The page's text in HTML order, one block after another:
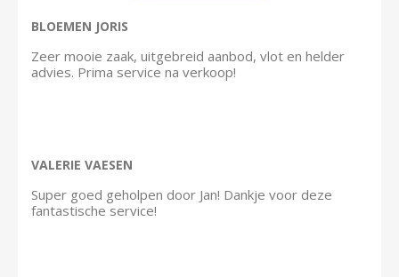
BLOEMEN JORIS
Zeer mooie zaak, uitgebreid aanbod, vlot en helder
advies. Prima service na verkoop!
VALERIE VAESEN
Super goed geholpen door Jan! Dankje voor deze
fantastische service!